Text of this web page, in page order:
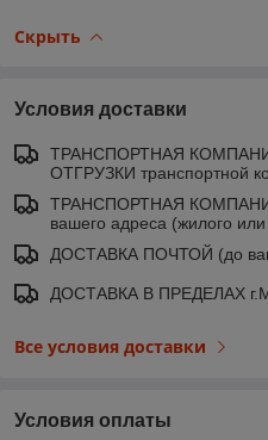
Скрыть
Условия доставки
ТРАНСПОРТНАЯ
ОТГРУЗКИ транспортной
ТРАНСПОРТНАЯ
вашего адреса (жилого или
ДОСТАВКА ПОЧТОЙ (до
ДОСТАВКА В ПРЕДЕЛАХ
Все условия доставки
Условия оплаты